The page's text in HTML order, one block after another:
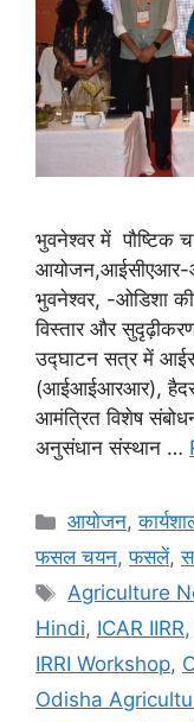
भुवनेश्वर में पौष्टिक
आयोजन,आईसीएआर-
भुवनेश्वर, -ओडिशा की
विस्तार और
उद्घाटन सत्र में
(आईआईआरआर),
आमंत्रित विशेष
अनुसंधान संस्थान …
आयोजन,
फसल चयन,फसलें,
Agriculture
Hindi, ICAR IIRR,
IRRI Workshop,
Odisha